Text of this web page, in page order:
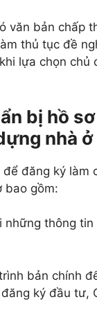
văn bản chấp
thủ tục đề
lựa chọn chủ
bị hồ
nhà
đăng ký làm
bao gồm:
thông
bản chính
ký đầu tư,